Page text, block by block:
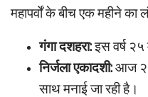
महापर्वों के बीच एक महीने का
गंगा दशहरा:इस वर्ष २५
निर्जला एकादशी: आज
साथ मनाई जा रही है।